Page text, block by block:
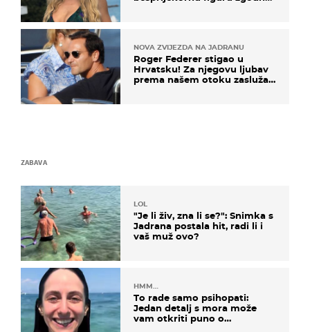
NOVA ZVIJEZDA NA JADRANU
Roger Federer stigao u
Hrvatsku! Za njegovu ljubav
prema našem otoku zaslužan
ZABAVA
LOL
"Je li živ, zna li se?": Snimka s
Jadrana postala hit, radi li i
vaš muž ovo?
HMM…
To rade samo psihopati:
Jedan detalj s mora može
vam otkriti puno o